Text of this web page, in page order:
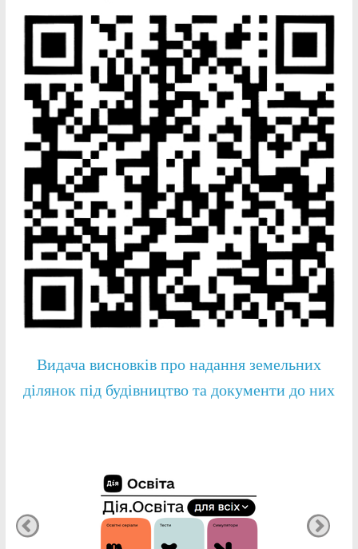
Видача висновків про надання земельних
ділянок під будівництво та документи до них